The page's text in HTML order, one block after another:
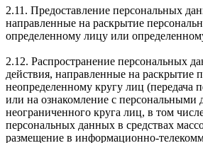
2.11. Предоставление персональных
направленные на раскрытие
определенному лицу или
2.12. Распространение персональных
действия, направленные на раскрытие
неопределенному кругу лиц (передача
или на ознакомление с персональными
неограниченного круга лиц, в том
персональных данных в средствах
размещение в информационно-